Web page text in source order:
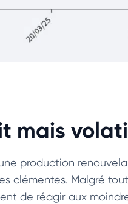
mais
production
clémentes. Malgré
de réagir aux